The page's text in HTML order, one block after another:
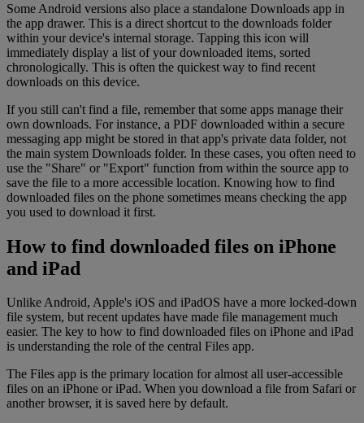
Some Android versions also place a standalone Downloads app in
the app drawer. This is a direct shortcut to the downloads folder
within your device's internal storage. Tapping this icon will
immediately display a list of your downloaded items, sorted
chronologically. This is often the quickest way to find recent
downloads on this device.
If you still can't find a file, remember that some apps manage their
own downloads. For instance, a PDF downloaded within a secure
messaging app might be stored in that app's private data folder, not
the main system Downloads folder. In these cases, you often need to
use the "Share" or "Export" function from within the source app to
save the file to a more accessible location. Knowing how to find
downloaded files on the phone sometimes means checking the app
you used to download it first.
How to find downloaded files on iPhone
and iPad
Unlike Android, Apple's iOS and iPadOS have a more locked-down
file system, but recent updates have made file management much
easier. The key to how to find downloaded files on iPhone and iPad
is understanding the role of the central Files app.
The Files app is the primary location for almost all user-accessible
files on an iPhone or iPad. When you download a file from Safari or
another browser, it is saved here by default.